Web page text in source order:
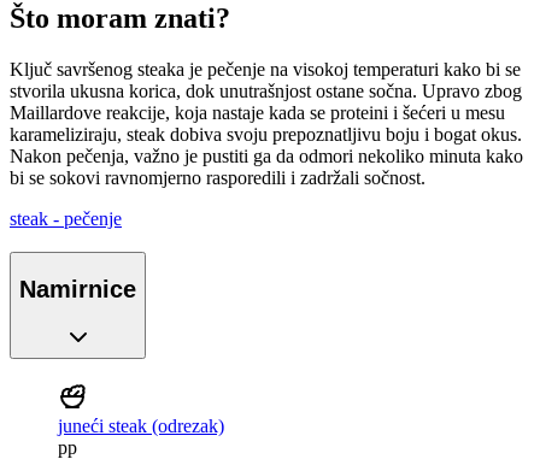
Što moram znati?
Ključ savršenog steaka je pečenje na visokoj temperaturi kako bi se
stvorila ukusna korica, dok unutrašnjost ostane sočna. Upravo zbog
Maillardove reakcije, koja nastaje kada se proteini i šećeri u mesu
karameliziraju, steak dobiva svoju prepoznatljivu boju i bogat okus.
Nakon pečenja, važno je pustiti ga da odmori nekoliko minuta kako
bi se sokovi ravnomjerno rasporedili i zadržali sočnost.
steak - pečenje
Namirnice
juneći steak (odrezak)
pp